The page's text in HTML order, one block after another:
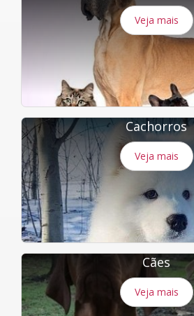
Veja mais
Cachorros
Veja mais
Cães
Veja mais